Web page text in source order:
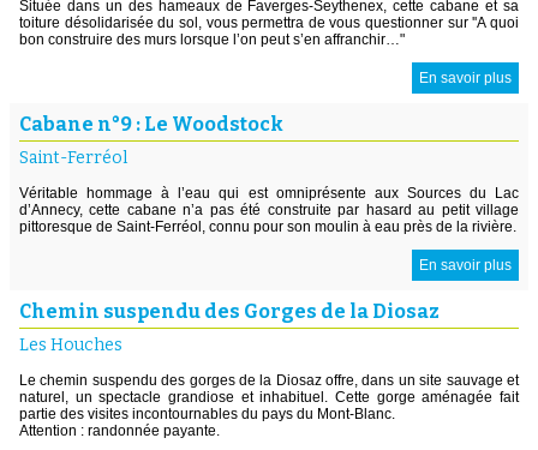
Située dans un des hameaux de Faverges-Seythenex, cette cabane et sa
toiture désolidarisée du sol, vous permettra de vous questionner sur ''A quoi
bon construire des murs lorsque l’on peut s’en affranchir…"
En savoir plus
Cabane n°9 : Le Woodstock
Saint-Ferréol
Véritable hommage à l’eau qui est omniprésente aux Sources du Lac
d’Annecy, cette cabane n’a pas été construite par hasard au petit village
pittoresque de Saint-Ferréol, connu pour son moulin à eau près de la rivière.
En savoir plus
Chemin suspendu des Gorges de la Diosaz
Les Houches
Le chemin suspendu des gorges de la Diosaz offre, dans un site sauvage et
naturel, un spectacle grandiose et inhabituel. Cette gorge aménagée fait
partie des visites incontournables du pays du Mont-Blanc.
Attention : randonnée payante.